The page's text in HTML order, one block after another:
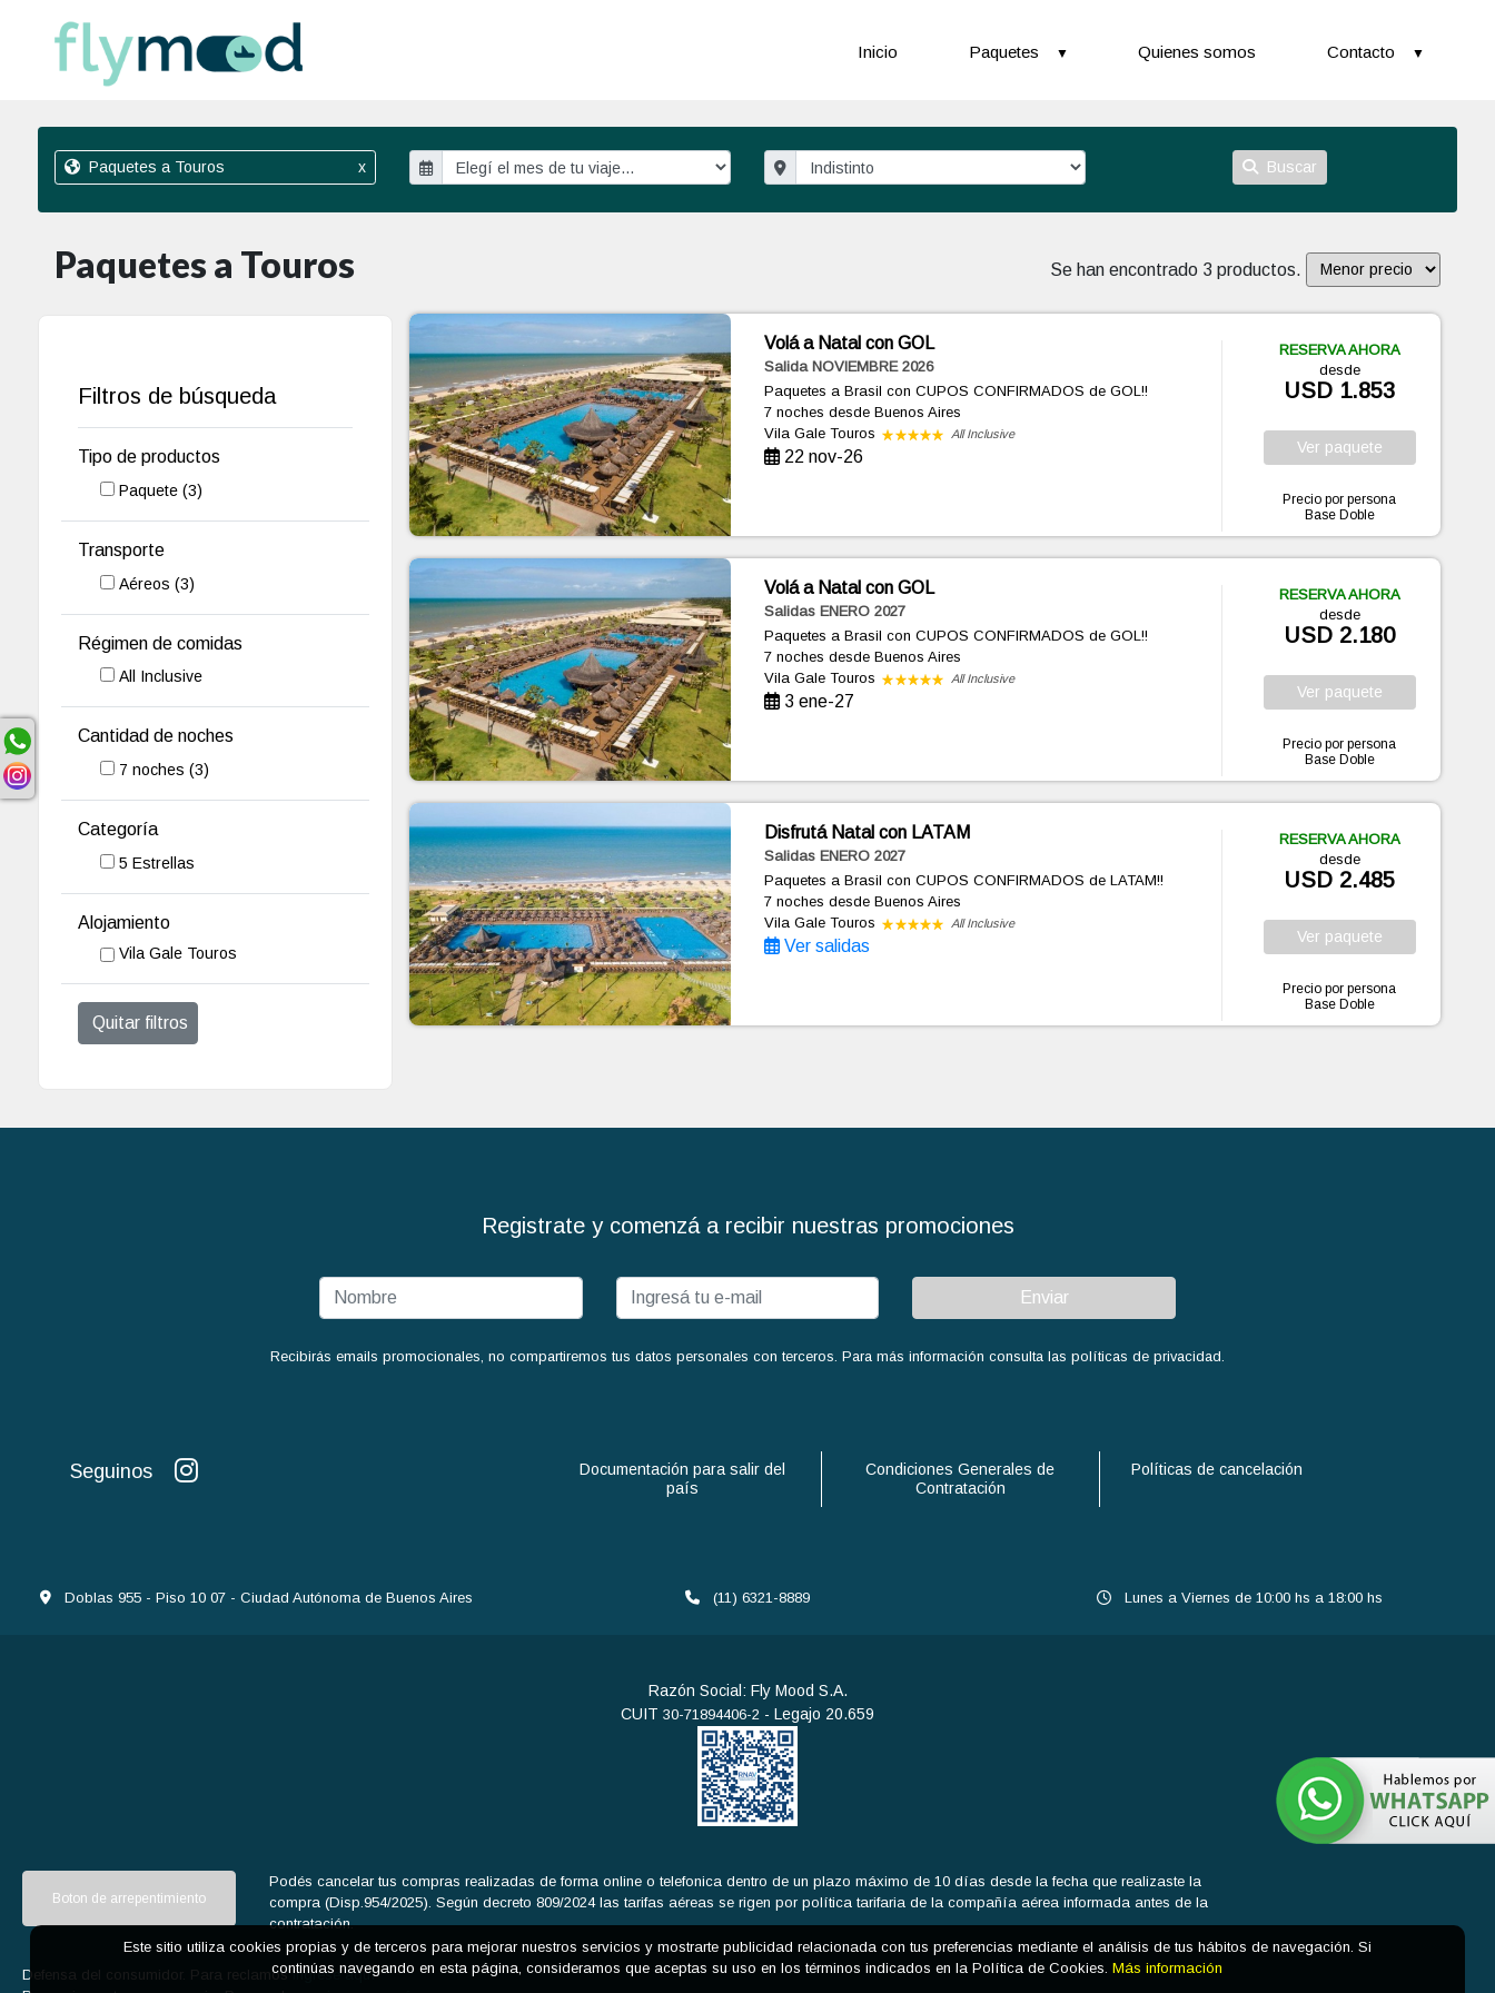
Inicio Paquetes Quienes somos Contacto
Paquetes a Touros x Buscar
Paquetes a Touros Se han encontrado 3 productos.
Filtros de búsqueda
Tipo de productos
Paquete (3)
Transporte
Aéreos (3)
Régimen de comidas
All Inclusive
Cantidad de noches
7 noches (3)
Categoría
5 Estrellas
Alojamiento
Vila Gale Touros
Quitar filtros
Volá a Natal con GOL
Salida NOVIEMBRE 2026
Paquetes a Brasil con CUPOS CONFIRMADOS de GOL!!
7 noches desde Buenos Aires
Vila Gale Touros
All Inclusive
22 nov-26
RESERVA AHORA
desde
USD 1.853
Ver paquete
Precio por persona
Base Doble
Volá a Natal con GOL
Salidas ENERO 2027
Paquetes a Brasil con CUPOS CONFIRMADOS de GOL!!
7 noches desde Buenos Aires
Vila Gale Touros
All Inclusive
3 ene-27
RESERVA AHORA
desde
USD 2.180
Ver paquete
Precio por persona
Base Doble
Disfrutá Natal con LATAM
Salidas ENERO 2027
Paquetes a Brasil con CUPOS CONFIRMADOS de LATAM!!
7 noches desde Buenos Aires
Vila Gale Touros
All Inclusive
Ver salidas
RESERVA AHORA
desde
USD 2.485
Ver paquete
Precio por persona
Base Doble
Registrate y comenzá a recibir nuestras promociones
Enviar
Recibirás emails promocionales, no compartiremos tus datos personales con terceros. Para más información consulta las políticas de privacidad.
Seguinos
Documentación para salir del
país
Condiciones Generales de
Contratación
Políticas de cancelación
Doblas 955 - Piso 10 07 - Ciudad Autónoma de Buenos Aires (11) 6321-8889 Lunes a Viernes de 10:00 hs a 18:00 hs
Razón Social: Fly Mood S.A.
CUIT 30-71894406-2 - Legajo 20.659
Boton de arrepentimiento
Podés cancelar tus compras realizadas de forma online o telefonica dentro de un plazo máximo de 10 días desde la fecha que realizaste la
compra (Disp.954/2025). Según decreto 809/2024 las tarifas aéreas se rigen por política tarifaria de la compañía aérea informada antes de la
contratación.
Defensa del consumidor. Para reclamosingrese aquí
Este sitio utiliza cookies propias y de terceros para mejorar nuestros servicios y mostrarte publicidad relacionada con tus preferencias mediante el análisis de tus hábitos de navegación. Si
continúas navegando en esta página, consideramos que aceptas su uso en los términos indicados en la Política de Cookies.Más información